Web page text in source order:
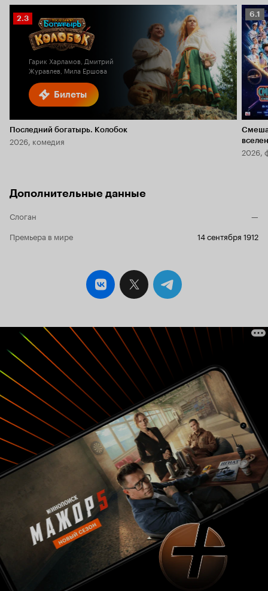
Билеты
Рейтинг
Кинопоиска
2.3
Гарик Харламов, Дмитрий
Журавлев, Мила Ершова
Последний богатырь. Колобок
2026, комедия
6.1
6.1
2026,
Дополнительные данные
Слоган
—
Премьера в мире
14 сентября 1912